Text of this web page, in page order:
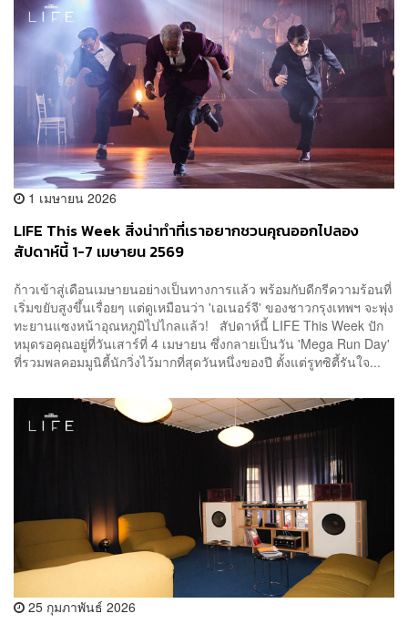
1 เมษายน 2026
LIFE This Week สิ่งน่าทำที่เราอยากชวนคุณออกไปลอง
สัปดาห์นี้ 1-7 เมษายน 2569
ก้าวเข้าสู่เดือนเมษายนอย่างเป็นทางการแล้ว พร้อมกับดีกรีความร้อนที่
เริ่มขยับสูงขึ้นเรื่อยๆ แต่ดูเหมือนว่า 'เอเนอร์จี' ของชาวกรุงเทพฯ จะพุ่ง
ทะยานแซงหน้าอุณหภูมิไปไกลแล้ว! สัปดาห์นี้ LIFE This Week ปัก
หมุดรอคุณอยู่ที่วันเสาร์ที่ 4 เมษายน ซึ่งกลายเป็นวัน 'Mega Run Day'
ที่รวมพลคอมมูนิตี้นักวิ่งไว้มากที่สุดวันหนึ่งของปี ตั้งแต่รูทซิตี้รันใจ...
25 กุมภาพันธ์ 2026